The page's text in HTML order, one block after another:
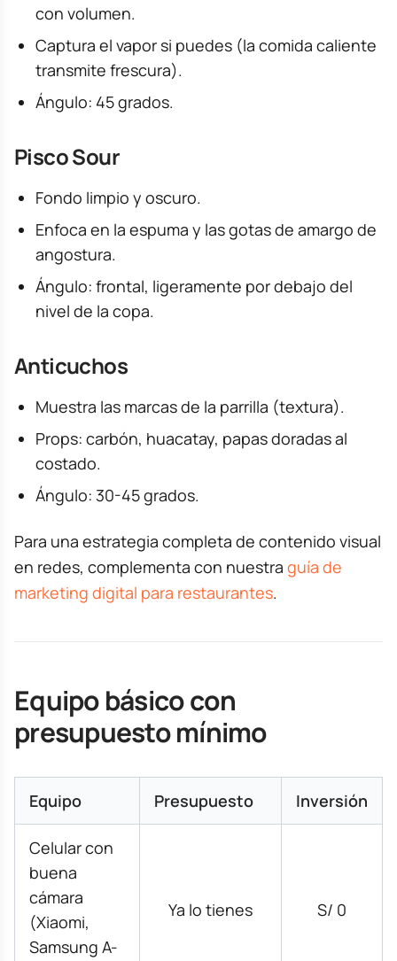
con volumen.
Captura el vapor si puedes (la comida caliente
transmite frescura).
Ángulo: 45 grados.
Pisco Sour
Fondo limpio y oscuro.
Enfoca en la espuma y las gotas de amargo de
angostura.
Ángulo: frontal, ligeramente por debajo del
nivel de la copa.
Anticuchos
Muestra las marcas de la parrilla (textura).
Props: carbón, huacatay, papas doradas al
costado.
Ángulo: 30-45 grados.
Para una estrategia completa de contenido visual
en redes, complementa con nuestra guía de
marketing digital para restaurantes.
Equipo básico con
presupuesto mínimo
Equipo Presupuesto Inversión
Celular con
buena
cámara
(Xiaomi,
Samsung A-
Ya lo tienes S/ 0